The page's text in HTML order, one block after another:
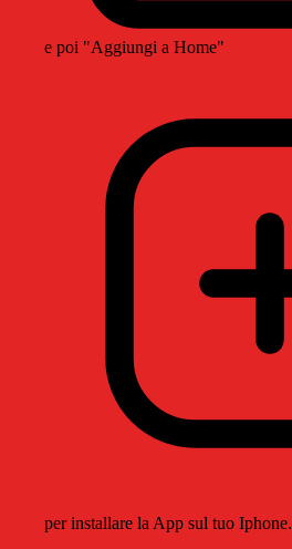
e poi "Aggiungi a Home"
per installare la App sul tuo Iphone.